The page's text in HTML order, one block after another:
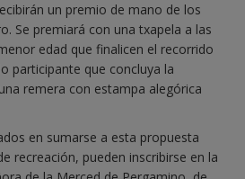
un premio de mano de los
Se premiará con una txapela a las
edad que finalicen el recorrido
participante que concluya la
remera con estampa alegórica
en sumarse a esta propuesta
recreación, pueden inscribirse en la